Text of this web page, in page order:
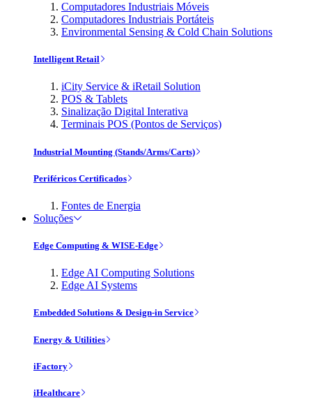
Computadores Industriais Móveis
Computadores Industriais Portáteis
Environmental Sensing & Cold Chain Solutions
Intelligent Retail
iCity Service & iRetail Solution
POS & Tablets
Sinalização Digital Interativa
Terminais POS (Pontos de Serviços)
Industrial Mounting (Stands/Arms/Carts)
Periféricos Certificados
Fontes de Energia
Soluções
Edge Computing & WISE-Edge
Edge AI Computing Solutions
Edge AI Systems
Embedded Solutions & Design-in Service
Energy & Utilities
iFactory
iHealthcare